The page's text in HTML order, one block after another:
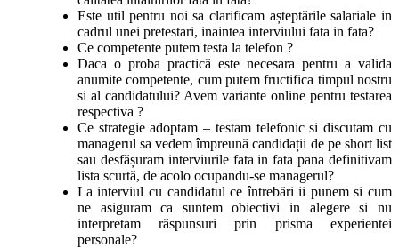
Este util pentru noi sa clarificam așteptările salariale in
cadrul unei pretestari, inaintea interviului fata in fata?
Ce competente putem testa la telefon ?
Daca o proba practică este necesara pentru a valida
anumite competente, cum putem fructifica timpul nostru
si al candidatului? Avem variante online pentru testarea
respectiva ?
Ce strategie adoptam – testam telefonic si discutam cu
managerul sa vedem împreună candidații de pe short list
sau desfășuram interviurile fata in fata pana definitivam
lista scurtă, de acolo ocupandu-se managerul?
La interviul cu candidatul ce întrebări ii punem si cum
ne asiguram ca suntem obiectivi in alegere si nu
interpretam răspunsuri prin prisma experientei
personale?